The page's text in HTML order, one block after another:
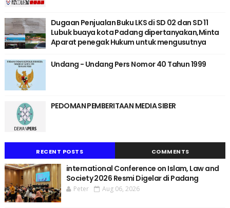
Dugaan Penjualan Buku LKS di SD 02 dan SD 11
Lubuk buaya kota Padang dipertanyakan,Minta
Aparat penegak Hukum untuk mengusutnya
Undang - Undang Pers Nomor 40 Tahun 1999
PEDOMAN PEMBERITAAN MEDIA SIBER
RECENT POSTS COMMENTS
international Conference on Islam, Law and
Society 2026 Resmi Digelar di Padang
Peter Aug 06, 2026